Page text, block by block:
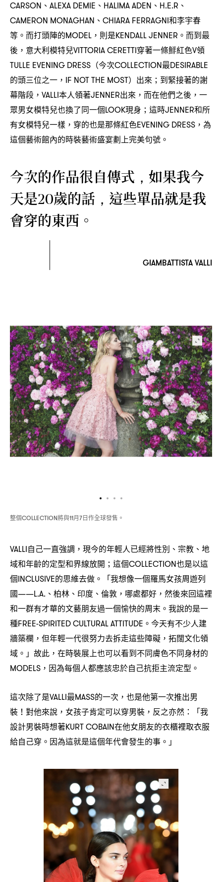
CARSON 、 ALEXA DEMIE 、 HALIMA ADEN 、 H.E.R 、
CAMERON MONAGHAN 、 CHIARA FERRAGNI和李宇春
等。而打頭陣的MODEL， 則是KENDALL JENNER 。而到最
後 ， 意大利模特兒VITTORIA CERETTI穿著一條鮮紅色V領
TULLE EVENING DRESS（今次COLLECTION最DESIRABLE
的頭三位之一 ，IF NOT THE MOST） 出來 ； 到緊接著的謝
幕階段 ，VALLI本人領著JENNER出來 ， 而在他們之後 ， 一
眾男女模特兒也換了同一個LOOK現身 ； 這時JENNER和所
有女模特兒一樣 ， 穿的也是那條紅色EVENING DRESS， 為
這個藝術館內的時裝藝術盛宴劃上完美句號。
今次的作品很自傳式 ， 如果我今
天是20歲的話 ， 這些單品就是我
會穿的東西。
GIAMBATTISTA VALLI
整個COLLECTION將與11月7日作全球發售。
VALLI自己一直強調 ， 現今的年輕人已經將性別、宗教、地
域和年齡的定型和界線放開 ； 這個COLLECTION也是以這
個INCLUSIVE的思維去做。「我想像一個羅馬女孩周遊列
國——L.A. 、柏林、印度、倫敦 ， 哪處都好 ， 然後來回這裡
和一群有才華的文藝朋友過一個愉快的周末。我說的是一
種FREE-SPIRITED CULTURAL ATTITUDE 。今天有不少人建
牆築欄 ， 但年輕一代很努力去拆走這些障礙 ， 拓闊文化領
域。」故此 ， 在時裝展上也可以看到不同膚色不同身材的
MODELS， 因為每個人都應該忠於自己抗拒主流定型。
這次除了是VALLI最MASS的一次 ， 也是他第一次推出男
裝 ！ 對他來說 ， 女孩子肯定可以穿男裝 ， 反之亦然 ：
「我
設計男裝時想著KURT COBAIN在他女朋友的衣櫃裡取衣服
給自己穿。因為這就是這個年代會發生的事。」